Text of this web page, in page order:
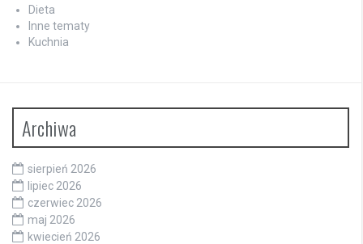
Dieta
Inne tematy
Kuchnia
Archiwa
sierpień 2026
lipiec 2026
czerwiec 2026
maj 2026
kwiecień 2026